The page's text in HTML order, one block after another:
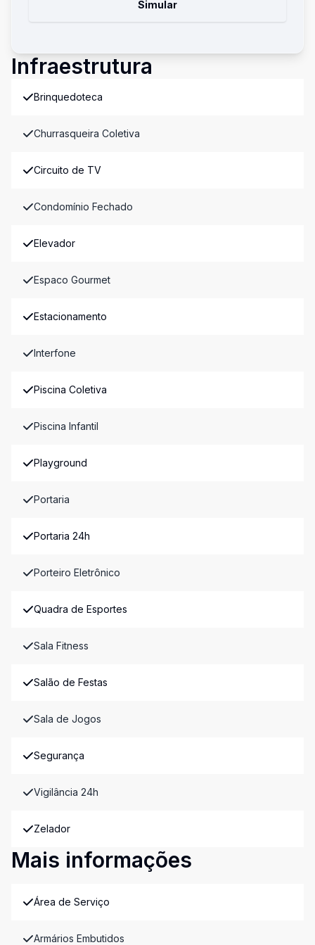
Simular
Infraestrutura
Brinquedoteca
Churrasqueira Coletiva
Circuito de TV
Condomínio Fechado
Elevador
Espaco Gourmet
Estacionamento
Interfone
Piscina Coletiva
Piscina Infantil
Playground
Portaria
Portaria 24h
Porteiro Eletrônico
Quadra de Esportes
Sala Fitness
Salão de Festas
Sala de Jogos
Segurança
Vigilância 24h
Zelador
Mais informações
Área de Serviço
Armários Embutidos